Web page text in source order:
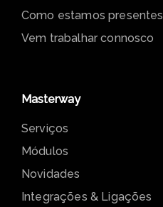
Como estamos presentes
Vem trabalhar connosco
Masterway
Serviços
Módulos
Novidades
Integrações & Ligações